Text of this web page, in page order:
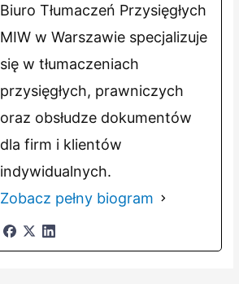
Biuro Tłumaczeń Przysięgłych
MIW w Warszawie specjalizuje
się w tłumaczeniach
przysięgłych, prawniczych
oraz obsłudze dokumentów
dla firm i klientów
indywidualnych.
Zobacz pełny biogram